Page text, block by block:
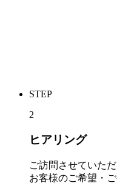
STEP
2
ヒアリング
ご訪問させていただ
お客様のご希望・